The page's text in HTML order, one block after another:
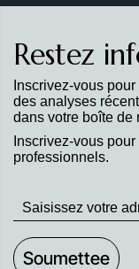
Restez
Inscrivez-vous
des analyses
dans votre boîte de
Inscrivez-vous
professionnels.
Stay
up
to
Date